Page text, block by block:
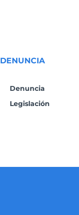
DENUNCIA
Denuncia
Legislación